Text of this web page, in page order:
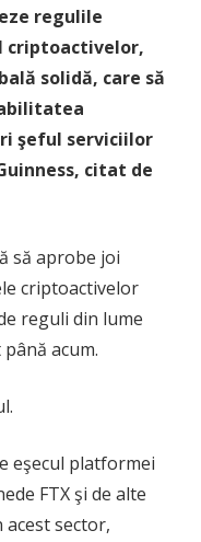
regulile
criptoactivelor,
solidă, care să
şeful serviciilor
citat de
să aprobe joi
criptoactivelor
reguli din lume
acum.
eşecul platformei
FTX şi de alte
sector,